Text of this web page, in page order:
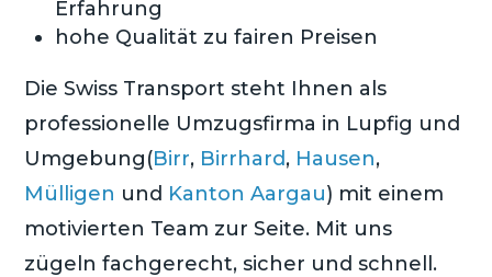
Erfahrung
hohe Qualität zu fairen Preisen
Die Swiss Transport steht Ihnen als
professionelle Umzugsfirma in Lupfig und
Umgebung(Birr, Birrhard, Hausen,
Mülligen und Kanton Aargau) mit einem
motivierten Team zur Seite. Mit uns
zügeln fachgerecht, sicher und schnell.